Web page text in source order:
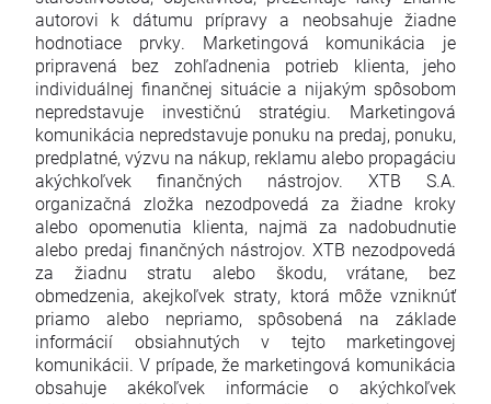
autorovi k dátumu prípravy a neobsahuje žiadne
hodnotiace prvky. Marketingová komunikácia je
pripravená bez zohľadnenia potrieb klienta, jeho
individuálnej finančnej situácie a nijakým spôsobom
nepredstavuje investičnú stratégiu. Marketingová
komunikácia nepredstavuje ponuku na predaj, ponuku,
predplatné, výzvu na nákup, reklamu alebo propagáciu
akýchkoľvek finančných nástrojov. XTB S.A.
organizačná zložka nezodpovedá za žiadne kroky
alebo opomenutia klienta, najmä za nadobudnutie
alebo predaj finančných nástrojov. XTB nezodpovedá
za žiadnu stratu alebo škodu, vrátane, bez
obmedzenia, akejkoľvek straty, ktorá môže vzniknúť
priamo alebo nepriamo, spôsobená na základe
informácií obsiahnutých v tejto marketingovej
komunikácii. V prípade, že marketingová komunikácia
obsahuje akékoľvek informácie o akýchkoľvek